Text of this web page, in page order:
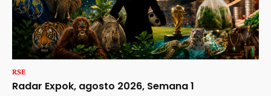
RSE
Radar Expok, agosto 2026, Semana 1